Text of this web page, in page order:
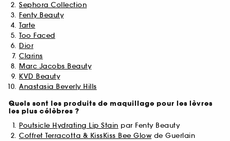
Sephora Collection
Fenty Beauty
Tarte
Too Faced
Dior
Clarins
Marc Jacobs Beauty
KVD Beauty
Anastasia Beverly Hills
Quels sont les produits de maquillage pour les lèvres
les plus célèbres ?
Poutsicle Hydrating Lip Stain par Fenty Beauty
Coffret Terracotta & KissKiss Bee Glow de Guerlain